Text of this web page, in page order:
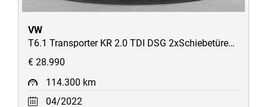
VW
T6.1 Transporter KR 2.0 TDI DSG 2xSchiebetüren/STH/ACC/AppConnect/uvm
€ 28.990
114.300 km
04/2022